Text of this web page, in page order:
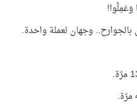
بالجوارح.. وجهان لعملة واحدة.